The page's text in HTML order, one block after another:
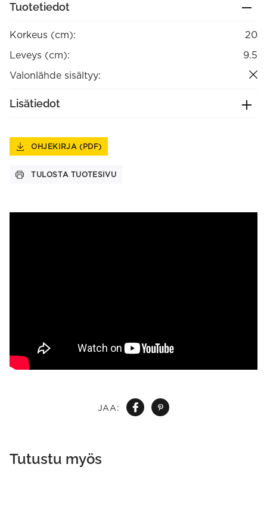
JAA:
Tuotetiedot
Korkeus (cm):
20
Leveys (cm):
9.5
Valonlähde sisältyy:
Lisätiedot
OHJEKIRJA (PDF)
TULOSTA TUOTESIVU
Tutustu myös